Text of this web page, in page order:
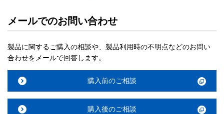
メールでのお問い合わせ
製品に関するご購入の相談や、製品利用時の不明点などのお問い
合わせをメールで回答します。
購入前のご相談
購入後のご相談